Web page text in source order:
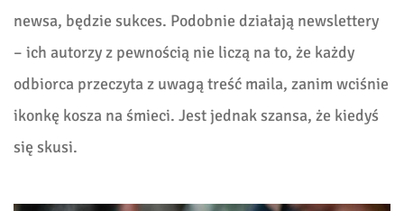
newsa, będzie sukces. Podobnie działają newslettery
– ich autorzy z pewnością nie liczą na to, że każdy
odbiorca przeczyta z uwagą treść maila, zanim wciśnie
ikonkę kosza na śmieci. Jest jednak szansa, że kiedyś
się skusi.